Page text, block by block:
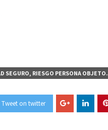
SEGURO, RIESGO PERSONA OBJETO.
Tweet on twitter